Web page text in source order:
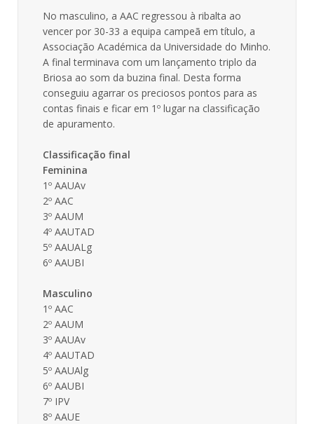
No masculino, a AAC regressou à ribalta ao
vencer por 30-33 a equipa campeã em título, a
Associação Académica da Universidade do Minho.
A final terminava com um lançamento triplo da
Briosa ao som da buzina final. Desta forma
conseguiu agarrar os preciosos pontos para as
contas finais e ficar em 1º lugar na classificação
de apuramento.
Classificação final
Feminina
1º AAUAv
2º AAC
3º AAUM
4º AAUTAD
5º AAUALg
6º AAUBI
Masculino
1º AAC
2º AAUM
3º AAUAv
4º AAUTAD
5º AAUAlg
6º AAUBI
7º IPV
8º AAUE